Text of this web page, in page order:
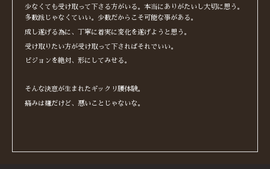
少なくても受け取って下さる方がいる。本当にありがたいし大切に思う。
多数派じゃなくていい。少数だからこそ可能な事がある。
成し遂げる為に、丁寧に着実に変化を遂げようと思う。
受け取りたい方が受け取って下さればそれでいい。
ビジョンを絶対、形にしてみせる。
そんな決意が生まれたギックリ腰体験。
痛みは嫌だけど、悪いことじゃないな。